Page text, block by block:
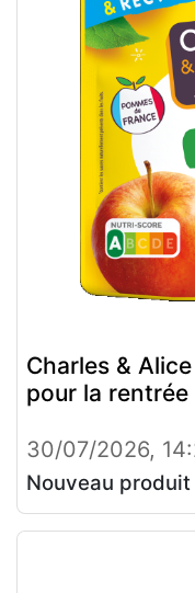
Charles &
pour la rentrée
30/07/2026,
Nouveau produit